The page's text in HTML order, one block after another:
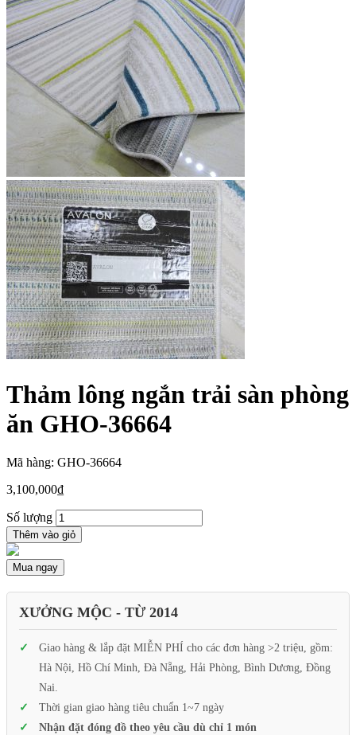
Thảm lông ngắn trải sàn phòng
ăn GHO-36664
Mã hàng: GHO-36664
3,100,000₫
Số lượng
Thêm vào giỏ
Mua ngay
XƯỞNG MỘC - TỪ 2014
Giao hàng & lắp đặt MIỄN PHÍ cho các đơn hàng >2 triệu, gồm:
Hà Nội, Hồ Chí Minh, Đà Nẵng, Hải Phòng, Bình Dương, Đồng
Nai.
Thời gian giao hàng tiêu chuẩn 1~7 ngày
Nhận đặt đóng đồ theo yêu cầu dù chỉ 1 món